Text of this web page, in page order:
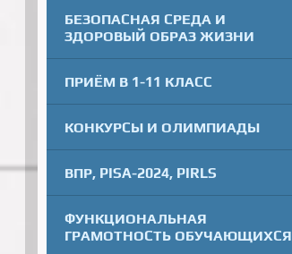
БЕЗОПАСНАЯ СРЕДА И
ЗДОРОВЫЙ ОБРАЗ ЖИЗНИ
ПРИЁМ В 1-11 КЛАСС
КОНКУРСЫ И ОЛИМПИАДЫ
ВПР, PISA-2024, PIRLS
ФУНКЦИОНАЛЬНАЯ
ГРАМОТНОСТЬ ОБУЧАЮЩИХСЯ